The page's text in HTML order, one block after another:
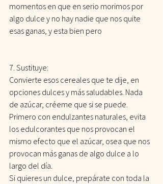
momentos en que en serio morimos por
algo dulce y no hay nadie que nos quite
esas ganas, y esta bien pero
7. Sustituye:
Convierte esos cereales que te dije, en
opciones dulces y más saludables. Nada
de azúcar, créeme que si se puede.
Primero con endulzantes naturales, evita
los edulcorantes que nos provocan el
mismo efecto que el azúcar, osea que nos
provocan más ganas de algo dulce a lo
largo del día.
Si quieres un dulce, prepárate con toda la